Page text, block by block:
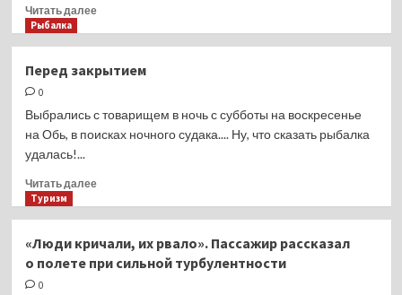
Читать далееПрочитать
Cinema
6K:
Рыбалка
Перед закрытием
0
Выбрались с товарищем в ночь с субботы на воскресенье
на Обь, в поисках ночного судака.... Ну, что сказать рыбалка
удалась!...
Читать далееПрочитать
закрытием
Туризм
«Люди кричали, их рвало». Пассажир рассказал
о полете при сильной турбулентности
0